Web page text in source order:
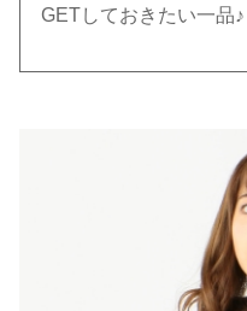
GETしておきたい一品♪